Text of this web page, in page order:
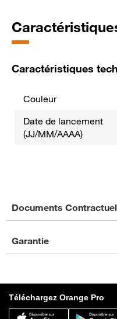
Caractéristiques
Couleur
Date de lancement
(JJ/MM/AAAA)
Documents
Garantie
Téléchargez Orange Pro